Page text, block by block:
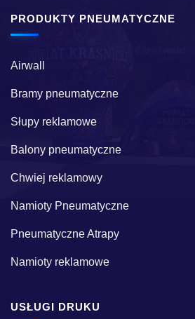
PRODUKTY PNEUMATYCZNE
Airwall
Bramy pneumatyczne
Słupy reklamowe
Balony pneumatyczne
Chwiej reklamowy
Namioty Pneumatyczne
Pneumatyczne Atrapy
Namioty reklamowe
USŁUGI DRUKU